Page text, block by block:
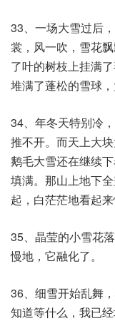
33、一场大雪过后
裳，风一吹，雪花
了叶的树枝上挂满
堆满了蓬松的雪球
34、年冬天特别冷
推不开。而天上大
鹅毛大雪还在继续
填满。那山上地下
起，白茫茫地看起来
35、晶莹的小雪花
慢地，它融化了。
36、细雪开始乱舞
知道等什么，我已